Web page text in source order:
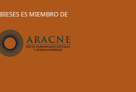
BIESES ES MIEMBRO DE